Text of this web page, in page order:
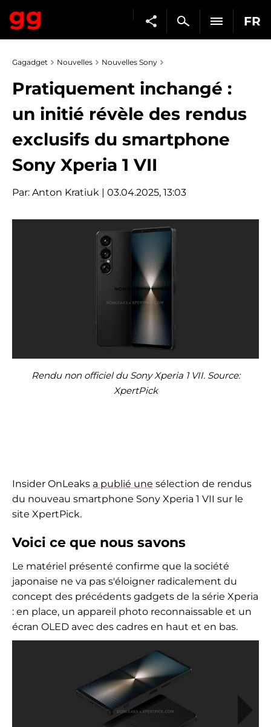
FR
Gagadget Nouvelles Nouvelles Sony
Pratiquement inchangé :
un initié révèle des rendus
exclusifs du smartphone
Sony Xperia 1 VII
Par: Anton Kratiuk | 03.04.2025, 13:03
Rendu non officiel du Sony Xperia 1 VII. Source:
XpertPick
Insider OnLeaks a publié une sélection de rendus
du nouveau smartphone Sony Xperia 1 VII sur le
site XpertPick.
Voici ce que nous savons
Le matériel présenté confirme que la société
japonaise ne va pas s'éloigner radicalement du
concept des précédents gadgets de la série Xperia
: en place, un appareil photo reconnaissable et un
écran OLED avec des cadres en haut et en bas.